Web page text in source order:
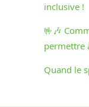
inclusive !
🤟🎶
permettre
Quand le